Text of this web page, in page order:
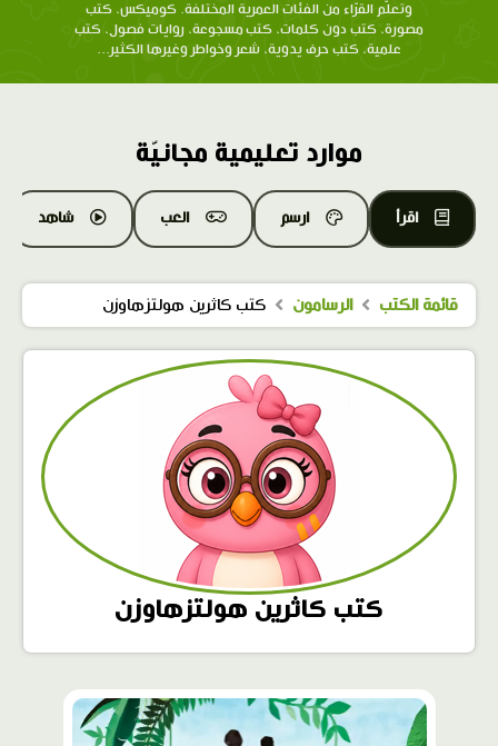
وتعلّم القرّاء من الفئات العمرية المختلفة. كوميكس، كتب
مصورة، كتب دون كلمات، كتب مسجوعة، روايات فصول، كتب
علمية، كتب حرف يدوية، شعر وخواطر وغيرها الكثير...
موارد تعليمية مجانيّة
اقرأ ارسم العب شاهد
قائمة الكتب الرسامون كتب كاثرين هولتزهاوزن
كتب كاثرين هولتزهاوزن
محتوى
مميّز